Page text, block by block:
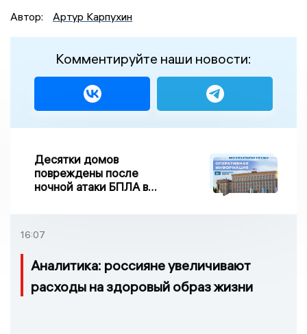
Автор:
Артур Карпухин
Комментируйте наши новости:
Десятки домов
повреждены после
ночной атаки БПЛА в
16:07
Аналитика: россияне увеличивают
расходы на здоровый образ жизни